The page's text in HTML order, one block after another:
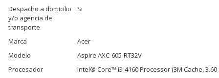
Despacho a domicilio
y/o agencia de
transporte
Si
Marca
Acer
Modelo
Aspire AXC-605-RT32V
Procesador
Intel® Core™ i3-4160 Processor (3M Cache, 3.60